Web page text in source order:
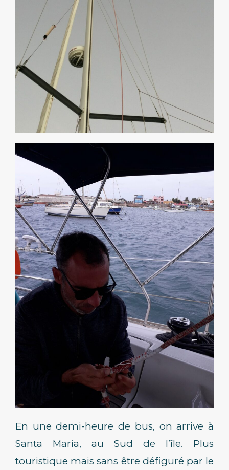
En une demi-heure de bus, on arrive à
Santa Maria, au Sud de l’île. Plus
touristique mais sans être défiguré par le